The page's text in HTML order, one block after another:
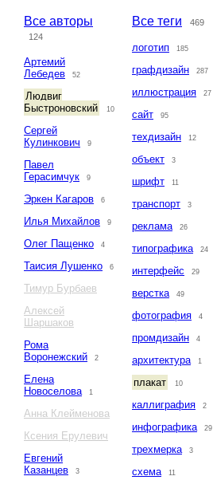
Все авторы
124
Артемий
Лебедев
52
Людвиг
Быстроновский
10
Сергей
Кулинкович
9
Павел
Герасимчук
9
Эркен Кагаров 6
Илья Михайлов 9
Олег Пащенко 4
Таисия Лушенко 6
Тимур Бурбаев
Алексей
Шаршаков
Рома
Воронежский
2
Елена
Новоселова
1
Анна Клейменова
Ксения Ерулевич
Евгений
Казанцев
3
Все теги 469
логотип 185
графдизайн 287
иллюстрация 27
сайт 95
техдизайн 12
объект 3
шрифт 11
транспорт 3
реклама 26
типографика 24
интерфейс 29
верстка 49
фотография 4
промдизайн 4
архитектура 1
плакат 10
каллиграфия 2
инфографика 29
трехмерка 3
схема 11